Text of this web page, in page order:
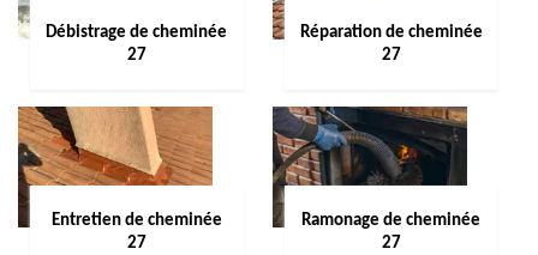
Débistrage de cheminée
27
Réparation de cheminée
27
Entretien de cheminée
27
Ramonage de cheminée
27